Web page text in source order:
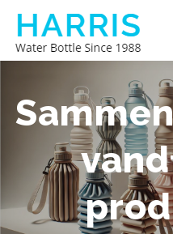
Spring
indhold
HARRIS VANDFLASKE